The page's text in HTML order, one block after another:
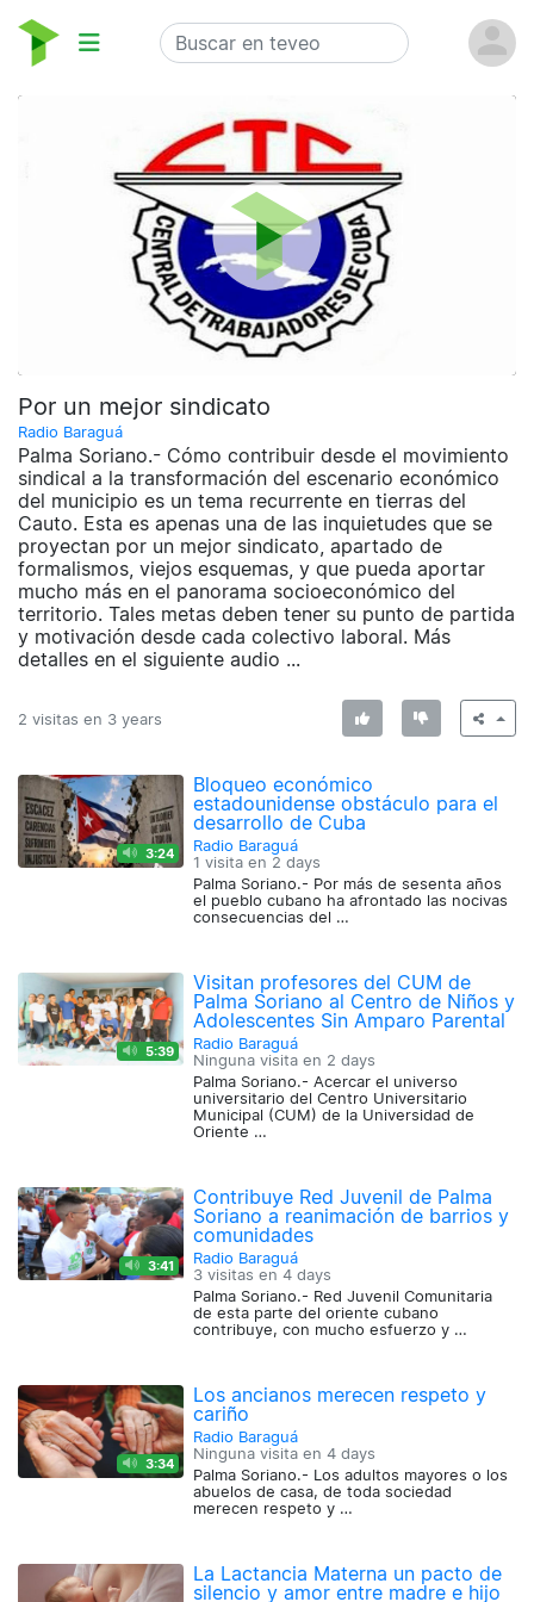
Por un mejor sindicato
Radio Baraguá
Palma Soriano.- Cómo contribuir desde el movimiento
sindical a la transformación del escenario económico
del municipio es un tema recurrente en tierras del
Cauto. Esta es apenas una de las inquietudes que se
proyectan por un mejor sindicato, apartado de
formalismos, viejos esquemas, y que pueda aportar
mucho más en el panorama socioeconómico del
territorio. Tales metas deben tener su punto de partida
y motivación desde cada colectivo laboral. Más
detalles en el siguiente audio ...
2 visitas en 3 years
3:24
Bloqueo económico
estadounidense obstáculo para el
desarrollo de Cuba
Radio Baraguá
1 visita en 2 days
Palma Soriano.- Por más de sesenta años
el pueblo cubano ha afrontado las nocivas
consecuencias del …
5:39
Visitan profesores del CUM de
Palma Soriano al Centro de Niños y
Adolescentes Sin Amparo Parental
Radio Baraguá
Ninguna visita en 2 days
Palma Soriano.- Acercar el universo
universitario del Centro Universitario
Municipal (CUM) de la Universidad de
Oriente …
3:41
Contribuye Red Juvenil de Palma
Soriano a reanimación de barrios y
comunidades
Radio Baraguá
3 visitas en4 days
Palma Soriano.- Red Juvenil Comunitaria
de esta parte del oriente cubano
contribuye, con mucho esfuerzo y …
3:34
Los ancianos merecen respeto y
cariño
Radio Baraguá
Ninguna visita en4 days
Palma Soriano.- Los adultos mayores o los
abuelos de casa, de toda sociedad
merecen respeto y …
La Lactancia Materna un pacto de
silencio y amor entre madre e hijo